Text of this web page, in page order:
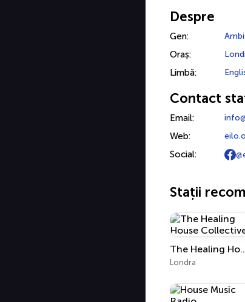
Despre
Gen:
Oraș:
Limbă:
Contact
Email:
Web:
Social:
Stații
The Healing
Londra